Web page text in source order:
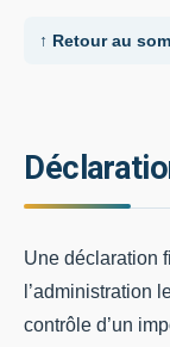
↑ Retour au
Une déclaration
l’administration
contrôle d’un